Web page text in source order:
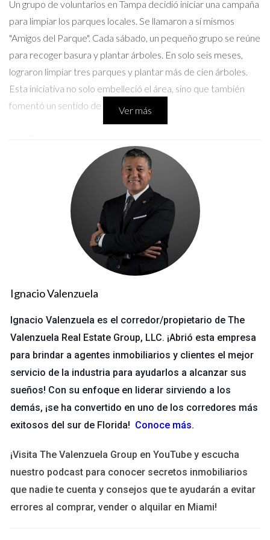
Un grupo de voluntarios en Tampa decidió iniciar una campaña
para limpiar los parques locales. Se llamaron a sí mismos
"Amigos del Parque". Cada sábado, un pequeño grupo se reúne
para recoger basura y plantar árboles. En solo seis meses,
lograron limpiar tres parques y plantar más de cien árboles.
Esta iniciativa no solo embelleció el área, sino que también
fomentó un sentido de comunidad.
Parque"? Tu participación puede marcar la
Caso de Estudio 2: La Red de Apoyo
Empresarial
Otro ejemplo es la creación de una red de apoyo para
pequeñas empresas en el centro de Tampa. Esta red conecta
a emprendedores con recursos locales, talleres y mentores.
Uno de los propietarios, Juan, comenzó su negocio con poco
marketing digital y gestión financiera. Ahora su tienda ha
aumentado las ventas en un 40% desde que se unió.
LLÁMAME AHORA
Caso de Estudio 3: Proyectos de Arte
Comunitario
En el barrio Ybor City, artistas locales se unieron para
embellecer las paredes con murales coloridos. Este proyecto
pudo exhibir su trabajo por primera vez gracias a esta
Ver más
Ignacio Valenzuela
Ignacio Valenzuela es el corredor/propietario de The
Valenzuela Real Estate Group, LLC. ¡Abrió esta empresa
para brindar a agentes inmobiliarios y clientes el mejor
servicio de la industria para ayudarlos a alcanzar sus
sueños! Con su enfoque en liderar sirviendo a los
demás, ¡se ha convertido en uno de los corredores más
exitosos del sur de Florida! Conoce más.
¡Visita The Valenzuela Group en YouTube y escucha
nuestro podcast para conocer secretos inmobiliarios
que nadie te cuenta y consejos que te ayudarán a evitar
errores al comprar, vender o alquilar en Miami!